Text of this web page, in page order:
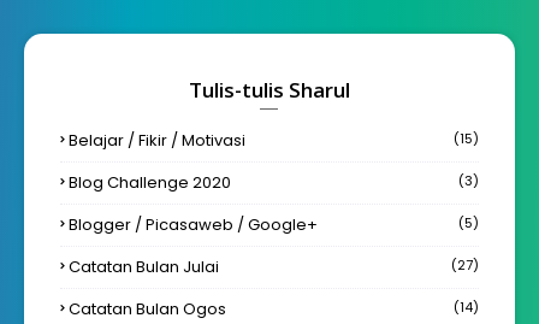
Tulis-tulis Sharul
Belajar / Fikir / Motivasi (15)
Blog Challenge 2020 (3)
Blogger / Picasaweb / Google+ (5)
Catatan Bulan Julai (27)
Catatan Bulan Ogos (14)